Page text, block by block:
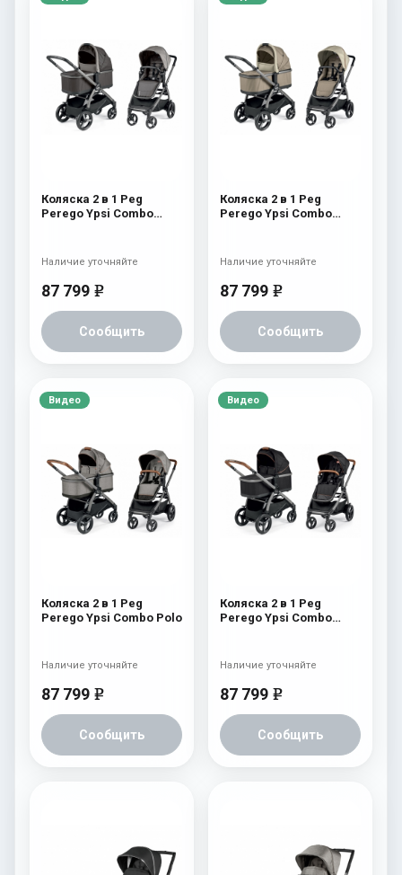
Коляска 2 в 1 Peg
Perego Ypsi Combo
87 799 e
Сообщить
Наличие уточняйте
Коляска 2 в 1 Peg
Perego Ypsi Combo
87 799 e
Сообщить
Наличие уточняйте
Видео
Коляска 2 в 1 Peg
Perego Ypsi Combo Polo
87 799 e
Сообщить
Наличие уточняйте
Видео
Коляска 2 в 1 Peg
Perego Ypsi Combo
87 799 e
Сообщить
Наличие уточняйте